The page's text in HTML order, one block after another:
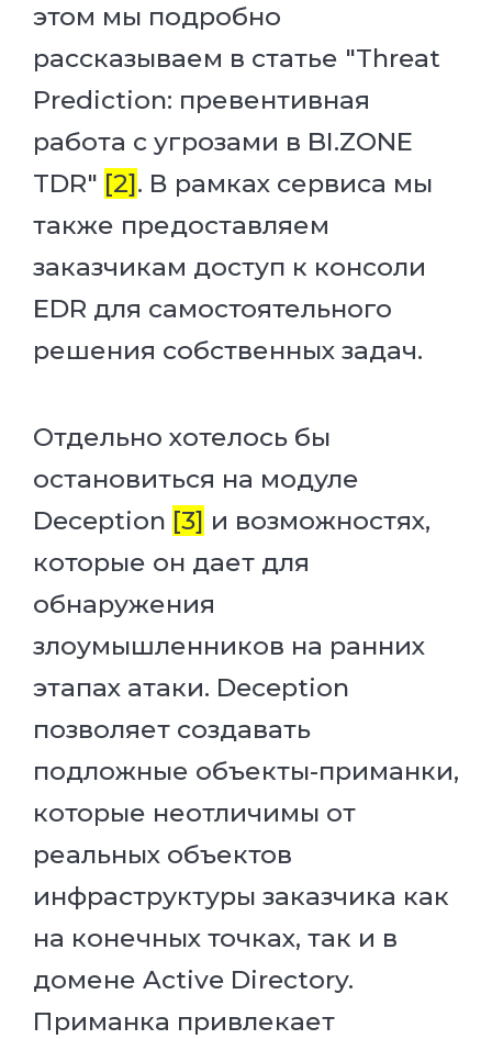
этом мы подробно
рассказываем в статье "Threat
Prediction: превентивная
работа с угрозами в BI.ZONE
TDR" [2]. В рамках сервиса мы
также предоставляем
заказчикам доступ к консоли
EDR для самостоятельного
решения собственных задач.
Отдельно хотелось бы
остановиться на модуле
Deception [3] и возможностях,
которые он дает для
обнаружения
злоумышленников на ранних
этапах атаки. Deception
позволяет создавать
подложные объекты-приманки,
которые неотличимы от
реальных объектов
инфраструктуры заказчика как
на конечных точках, так и в
домене Active Directory.
Приманка привлекает